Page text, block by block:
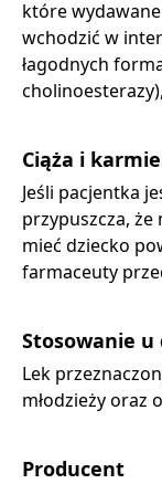
które
wchodzić w
łagodnych
Ciąża i
Jeśli pacjentka
przypuszcza,
mieć dziecko
farmaceuty
Stosowanie u
Lek
młodzieży oraz
Producent